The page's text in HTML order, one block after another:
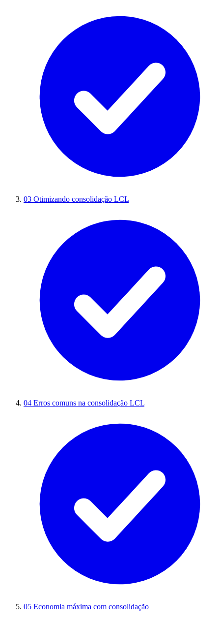
03 Otimizando consolidação LCL
04 Erros comuns na consolidação LCL
05 Economia máxima com consolidação